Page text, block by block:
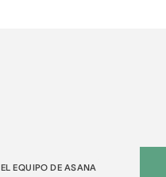
EL EQUIPO DE ASANA